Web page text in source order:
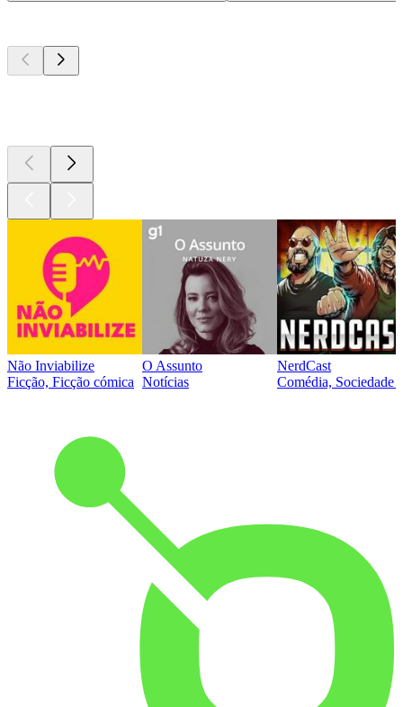
Não Inviabilize
Ficção, Ficção cómica
O Assunto
Notícias
NerdCast
Comédia, Sociedade